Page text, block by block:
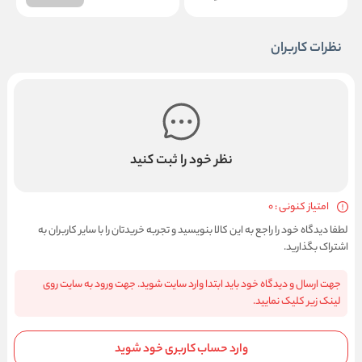
نظرات کاربران
نظر خود را ثبت کنید
امتیاز کنونی : 0
لطفا دیدگاه خود را راجع به این کالا بنویسید و تجربه خریدتان را با سایر کاربران به
اشتراک بگذارید.
جهت ارسال و دیدگاه خود باید ابتدا وارد سایت شوید. جهت ورود به سایت روی
لینک زیر کلیک نمایید.
وارد حساب کاربری خود شوید